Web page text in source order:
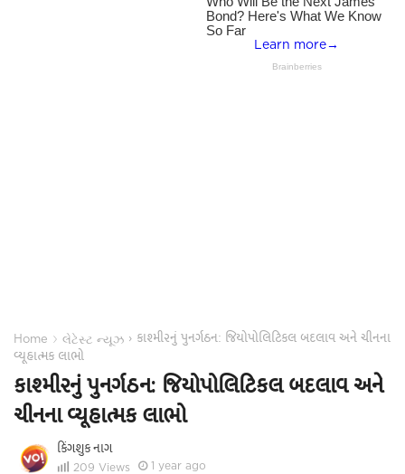
Home › લેટેસ્ટ ન્યૂઝ › કાશ્મીરનું પુનર્ગઠન: જિયોપોલિટિકલ બદલાવ અને ચીનના
વ્યૂહાત્મક લાભો
કાશ્મીરનું પુનર્ગઠન: જિયોપોલિટિકલ બદલાવ અને
ચીનના વ્યૂહાત્મક લાભો
કિંગશુક નાગ
209 Views 1 year ago